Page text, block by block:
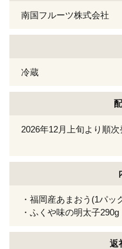
南国フルーツ株式会社
冷蔵
2026年12月上旬より順
・福岡産あまおう(1パッ
・ふくや味の明太子290g
返